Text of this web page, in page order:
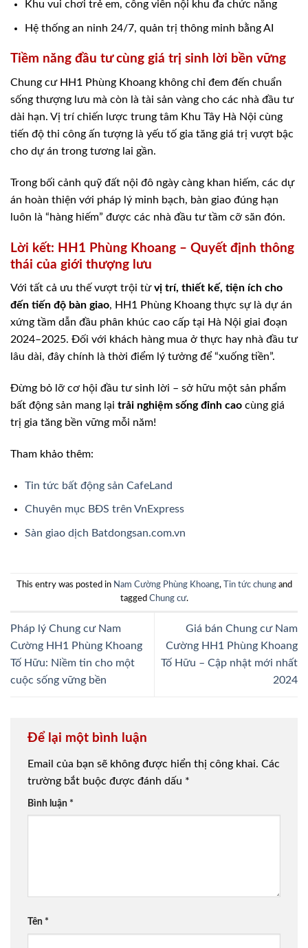
Khu vui chơi trẻ em, công viên nội khu đa chức năng
Hệ thống an ninh 24/7, quản trị thông minh bằng AI
Tiềm năng đầu tư cùng giá trị sinh lời bền vững
Chung cư HH1 Phùng Khoang không chỉ đem đến chuẩn
sống thượng lưu mà còn là tài sản vàng cho các nhà đầu tư
dài hạn. Vị trí chiến lược trung tâm Khu Tây Hà Nội cùng
tiến độ thi công ấn tượng là yếu tố gia tăng giá trị vượt bậc
cho dự án trong tương lai gần.
Trong bối cảnh quỹ đất nội đô ngày càng khan hiếm, các dự
án hoàn thiện với pháp lý minh bạch, bàn giao đúng hạn
luôn là “hàng hiếm” được các nhà đầu tư tầm cỡ săn đón.
Lời kết: HH1 Phùng Khoang – Quyết định thông
thái của giới thượng lưu
Với tất cả ưu thế vượt trội từvị trí, thiết kế, tiện ích cho
đến tiến độ bàn giao, HH1 Phùng Khoang thực sự là dự án
xứng tầm dẫn đầu phân khúc cao cấp tại Hà Nội giai đoạn
2024–2025. Đối với khách hàng mua ở thực hay nhà đầu tư
lâu dài, đây chính là thời điểm lý tưởng để “xuống tiền”.
Đừng bỏ lỡ cơ hội đầu tư sinh lời – sở hữu một sản phẩm
bất động sản mang lại trải nghiệm sống đỉnh cao cùng giá
trị gia tăng bền vững mỗi năm!
Tham khảo thêm:
Tin tức bất động sản CafeLand
Chuyên mục BĐS trên VnExpress
Sàn giao dịch Batdongsan.com.vn
This entry was posted in Nam Cường Phùng Khoang, Tin tức chungand
tagged Chung cư.
Pháp lý Chung cư Nam
Cường HH1 Phùng Khoang
Tố Hữu: Niềm tin cho một
cuộc sống vững bền
Giá bán Chung cư Nam
Cường HH1 Phùng Khoang
Tố Hữu – Cập nhật mới nhất
2024
Để lại một bình luận
Email của bạn sẽ không được hiển thị công khai. Các
trường bắt buộc được đánh dấu *
Bình luận *
Tên *